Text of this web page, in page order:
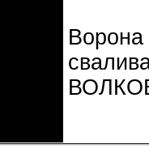
Ворона